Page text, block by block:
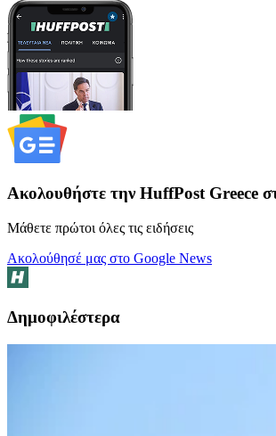
Ακολουθήστε την HuffPost Greece
Μάθετε πρώτοι όλες τις ειδήσεις
Ακολούθησέ μας στο Google News
Δημοφιλέστερα